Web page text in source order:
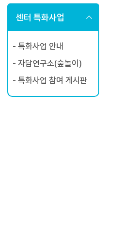
센터 특화사업
특화사업 안내
자담연구소(숲놀이)
특화사업 참여 게시판